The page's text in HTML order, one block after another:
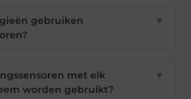
gebruiken
▼
met elk
worden gebruikt?
▼